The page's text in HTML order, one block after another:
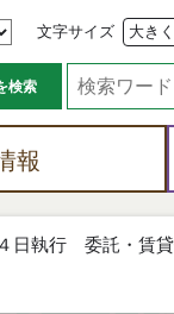
文字サイズ 大きく
検索
報
日執行 委託・賃